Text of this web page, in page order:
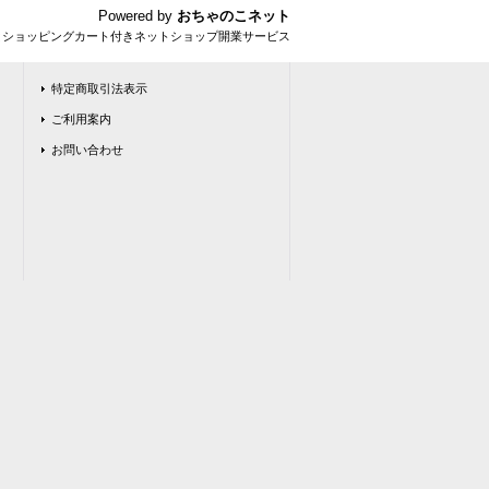
Powered by おちゃのこネット
ョッピングカート付きネットショップ開業サービス
特定商取引法表示
ご利用案内
お問い合わせ